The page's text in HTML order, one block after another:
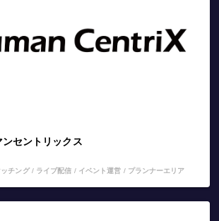
セントリックス
チング / ライブ配信 / イベント運営 / プランナーエリア